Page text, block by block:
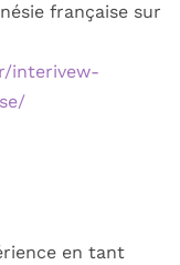
française sur
interivew-
en tant